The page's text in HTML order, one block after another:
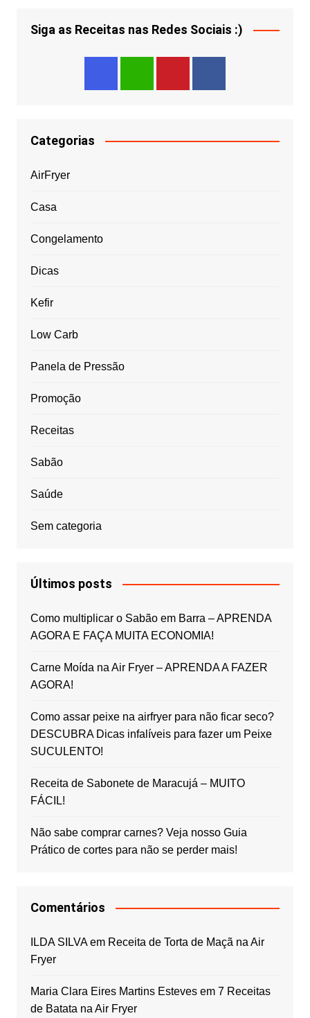
Siga as Receitas nas Redes Sociais :)
Categorias
AirFryer
Casa
Congelamento
Dicas
Kefir
Low Carb
Panela de Pressão
Promoção
Receitas
Sabão
Saúde
Sem categoria
Últimos posts
Como multiplicar o Sabão em Barra – APRENDA
AGORA E FAÇA MUITA ECONOMIA!
Carne Moída na Air Fryer – APRENDA A FAZER
AGORA!
Como assar peixe na airfryer para não ficar seco?
DESCUBRA Dicas infalíveis para fazer um Peixe
SUCULENTO!
Receita de Sabonete de Maracujá – MUITO
FÁCIL!
Não sabe comprar carnes? Veja nosso Guia
Prático de cortes para não se perder mais!
Comentários
ILDA SILVAem Receita de Torta de Maçã na Air
Fryer
Maria Clara Eires Martins Estevesem 7 Receitas
de Batata na Air Fryer